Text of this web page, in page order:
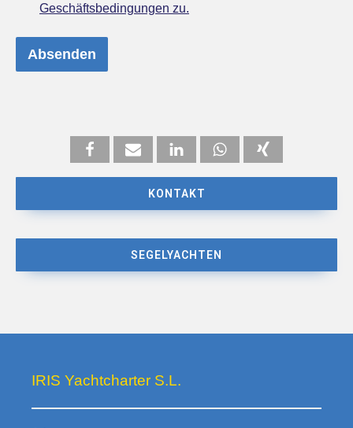
Geschäftsbedingungen zu.
Absenden
KONTAKT
SEGELYACHTEN
IRIS Yachtcharter S.L.